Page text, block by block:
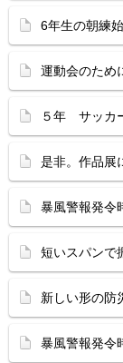
6年生の朝練
運動会のため
５年 サッカ
是非。作品展
暴風警報発令
短いスパンで
新しい形の防
暴風警報発令